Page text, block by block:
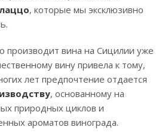
, которые мы эксклюзивно
производит вина на Сицилии уже
вину привела к тому,
лет предпочтение отдается
, основанному на
природных циклов и
ароматов винограда.